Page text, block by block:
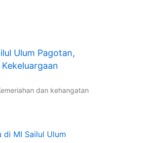
Ulum Pagotan,
dan kehangatan